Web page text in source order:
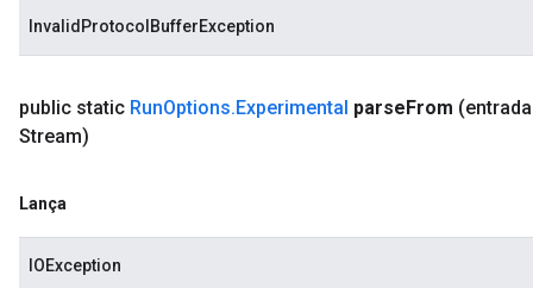
InvalidProtocolBufferException
public static RunOptions.Experimental parseFrom
Stream)
Lança
IOException